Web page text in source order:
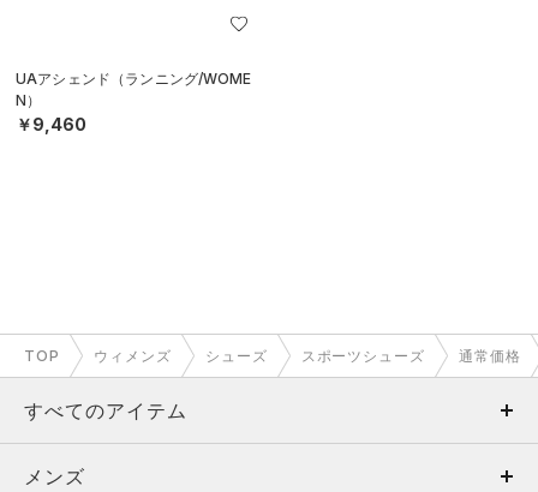
UAアシェンド（ランニング/WOME
N）
￥9,460
TOP ウィメンズ シューズ スポーツシューズ 通常価格
すべてのアイテム
メンズ
メンズ